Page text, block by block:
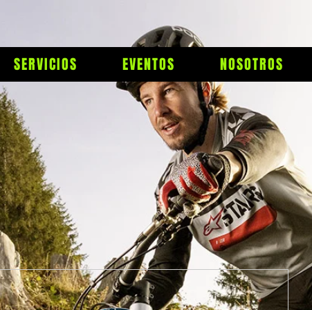
SERVICIOS EVENTOS NOSOTROS